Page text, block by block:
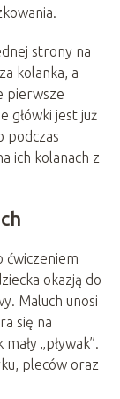
strony na
kolanka, a
pierwsze
główki jest już
podczas
ich kolanach z
ćwiczeniem
okazją do
Maluch unosi
się na
„pływak”.
pleców oraz